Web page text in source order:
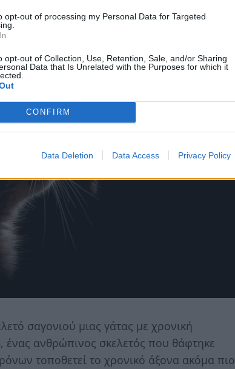
opt-out of processing my Personal Data for Targeted
opt-out of Collection, Use, Retention, Sale, and/or Sharing
Data that Is Unrelated with the Purposes for which it
CONFIRM
Data Deletion Data Access Privacy Policy
σαγονιού μιας γάτας με χρονική
ένας ανθρώπινος σκελετός που θάφτηκε
τοποθετεί το χρονικό άξονα ακόμα πιο